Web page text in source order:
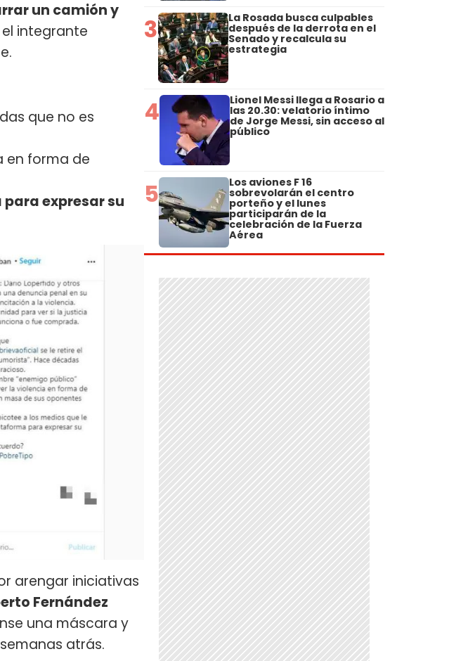
un camión y
integrante
que no es
en forma de
expresar su
arengar iniciativas
Fernández
una máscara y
atrás.
3 La Rosada busca culpables
después de la derrota en el
Senado y recalcula su
estrategia
4 Lionel Messi llega a Rosario a
las 20.30: velatorio íntimo
de Jorge Messi, sin acceso al
público
5 Los aviones F 16
sobrevolarán el centro
porteño y el lunes
participarán de la
celebración de la Fuerza
Aérea